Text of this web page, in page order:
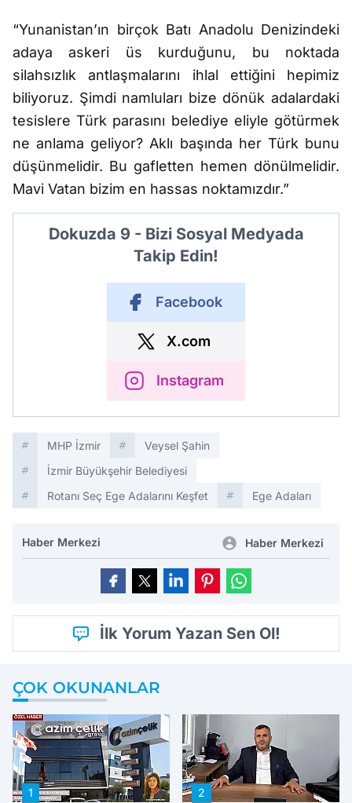
“Yunanistan’ın birçok Batı Anadolu Denizindeki
adaya askeri üs kurduğunu, bu noktada
silahsızlık antlaşmalarını ihlal ettiğini hepimiz
biliyoruz. Şimdi namluları bize dönük adalardaki
tesislere Türk parasını belediye eliyle götürmek
ne anlama geliyor? Aklı başında her Türk bunu
düşünmelidir. Bu gafletten hemen dönülmelidir.
Mavi Vatan bizim en hassas noktamızdır.”
Dokuzda 9 - Bizi Sosyal Medyada
Takip Edin!
Facebook
X.com
Instagram
MHP İzmir
Veysel Şahin
İzmir Büyükşehir Belediyesi
Rotanı Seç Ege Adalarını Keşfet
Ege Adaları
Haber Merkezi Haber Merkezi
İlk Yorum Yazan Sen Ol!
ÇOK OKUNANLAR
1 2